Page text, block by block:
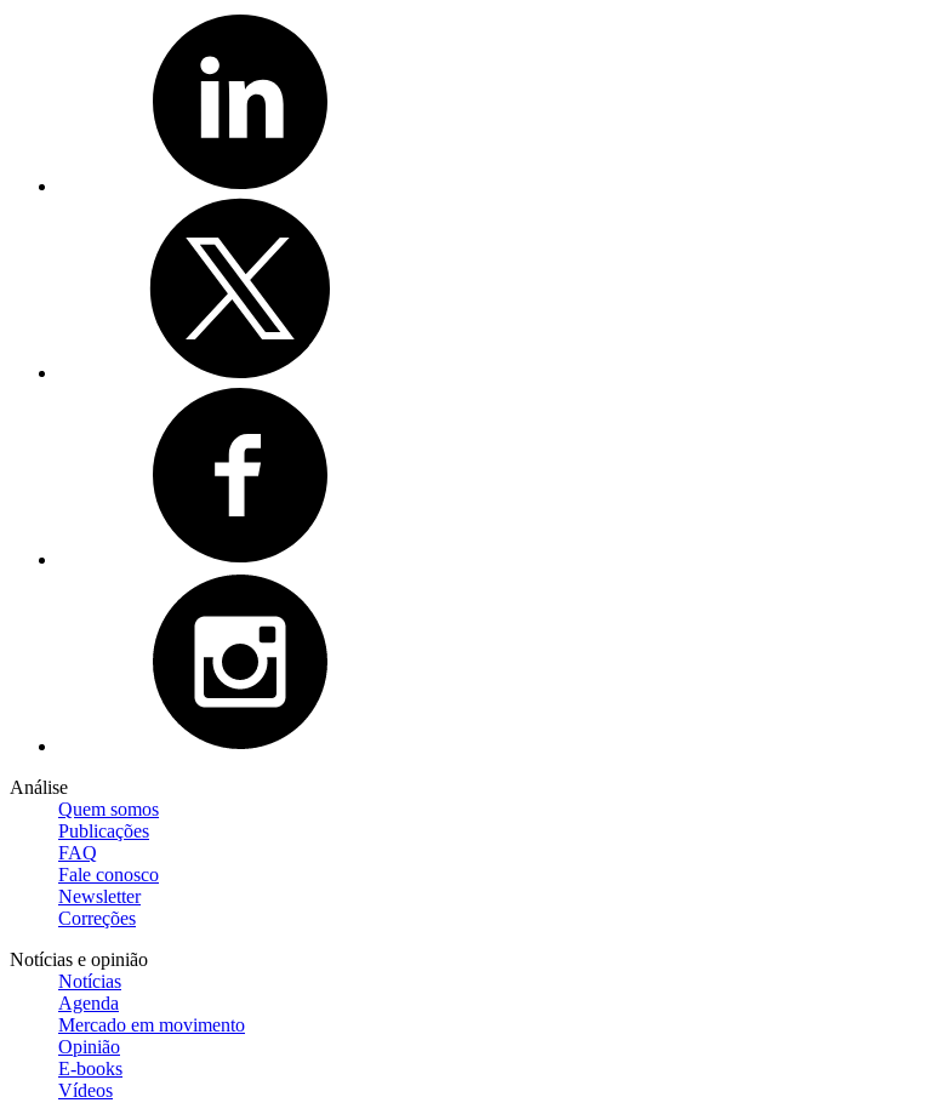
Análise
Quem somos
Publicações
FAQ
Fale conosco
Newsletter
Correções
Notícias e opinião
Notícias
Agenda
Mercado em movimento
Opinião
E-books
Vídeos